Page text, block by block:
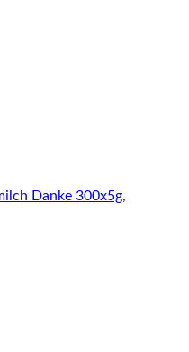
Danke 300x5g,